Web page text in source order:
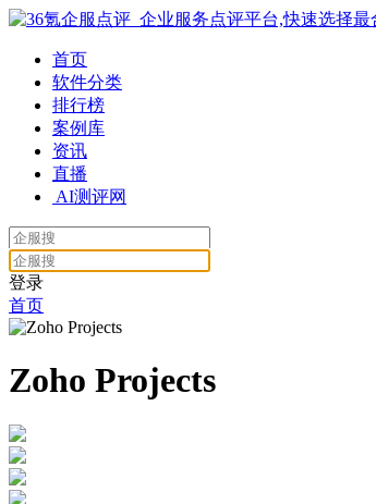
首页
软件分类
排行榜
案例库
资讯
直播
AI测评网
登录
首页
Zoho Projects